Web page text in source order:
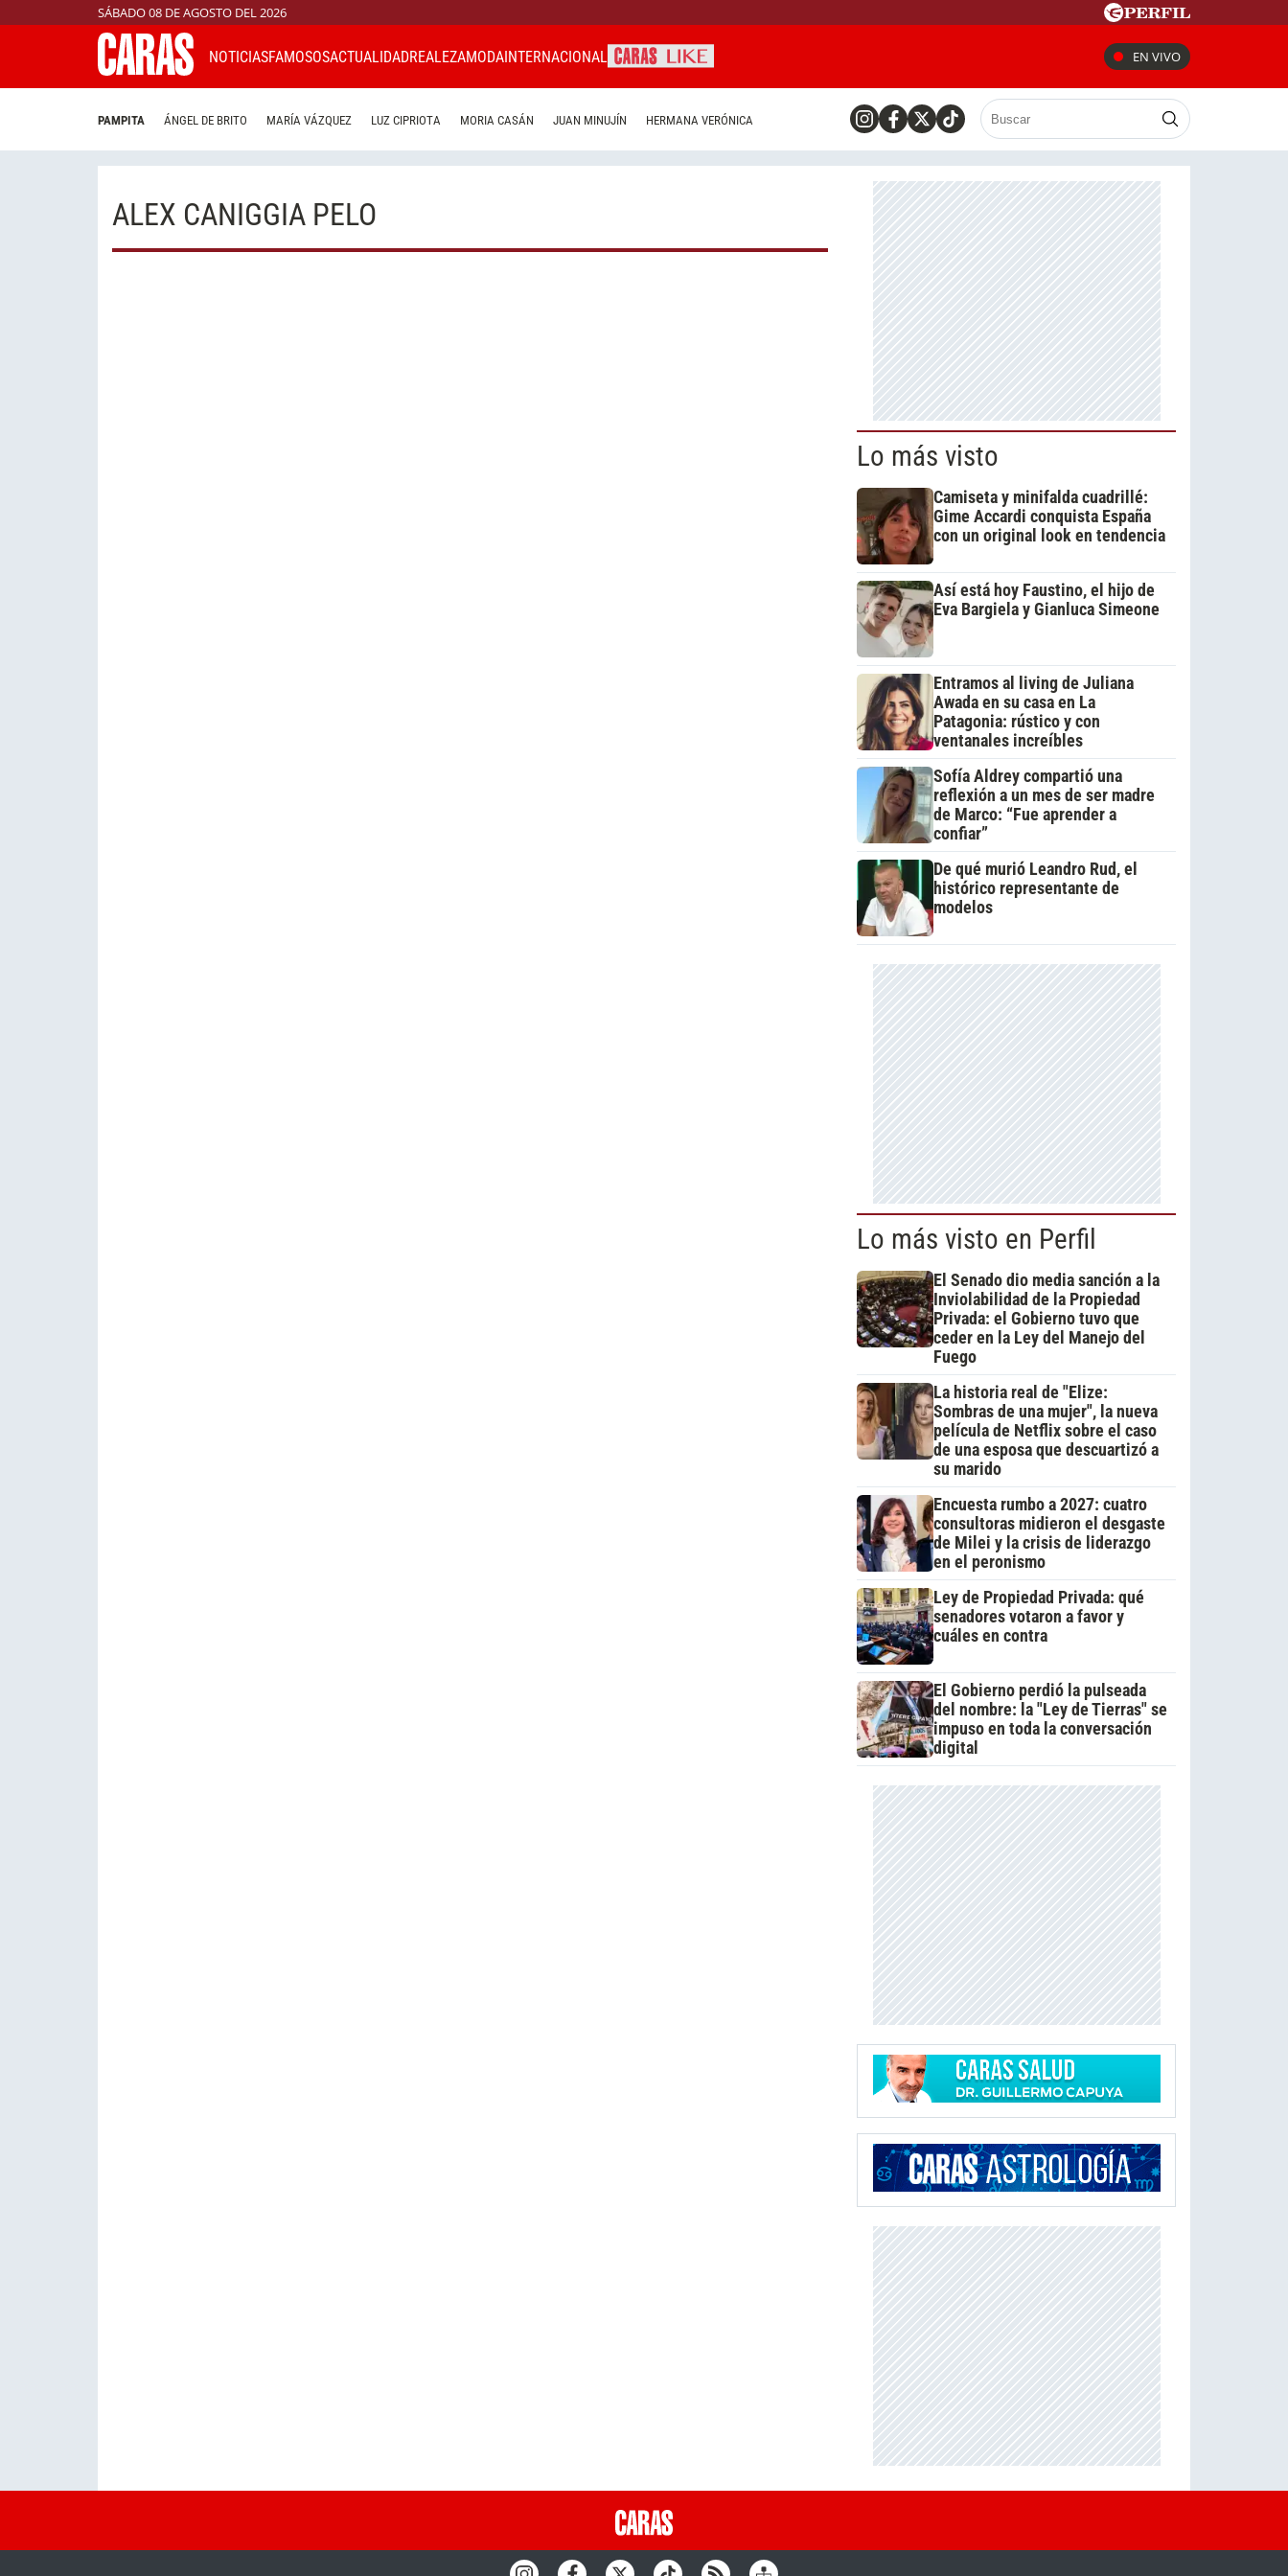
SÁBADO 08 DE AGOSTO DEL 2026
NOTICIASFAMOSOSACTUALIDADREALEZAMODAINTERNACIONAL EN VIVO
PAMPITA ÁNGEL DE BRITO MARÍA VÁZQUEZ LUZ CIPRIOTA MORIA CASÁN JUAN MINUJÍN HERMANA VERÓNICA
ALEX CANIGGIA PELO
Lo más visto
Camiseta y minifalda cuadrillé:
Gime Accardi conquista España
con un original look en tendencia
Así está hoy Faustino, el hijo de
Eva Bargiela y Gianluca Simeone
Entramos al living de Juliana
Awada en su casa en La
Patagonia: rústico y con
ventanales increíbles
Sofía Aldrey compartió una
reflexión a un mes de ser madre
de Marco: “Fue aprender a
confiar”
De qué murió Leandro Rud, el
histórico representante de
modelos
Lo más visto en Perfil
El Senado dio media sanción a la
Inviolabilidad de la Propiedad
Privada: el Gobierno tuvo que
ceder en la Ley del Manejo del
Fuego
La historia real de "Elize:
Sombras de una mujer", la nueva
película de Netflix sobre el caso
de una esposa que descuartizó a
su marido
Encuesta rumbo a 2027: cuatro
consultoras midieron el desgaste
de Milei y la crisis de liderazgo
en el peronismo
Ley de Propiedad Privada: qué
senadores votaron a favor y
cuáles en contra
El Gobierno perdió la pulseada
del nombre: la "Ley de Tierras" se
impuso en toda la conversación
digital